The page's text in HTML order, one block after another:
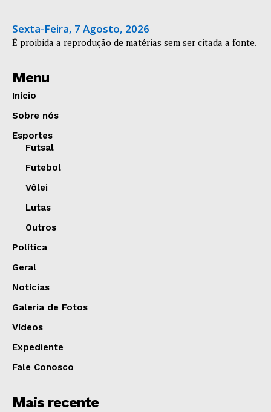
Sexta-Feira, 7 Agosto, 2026
É proibida a reprodução de matérias sem ser citada a fonte.
Menu
Início
Sobre nós
Esportes
Futsal
Futebol
Vôlei
Lutas
Outros
Política
Geral
Notícias
Galeria de Fotos
Vídeos
Expediente
Fale Conosco
Mais recente